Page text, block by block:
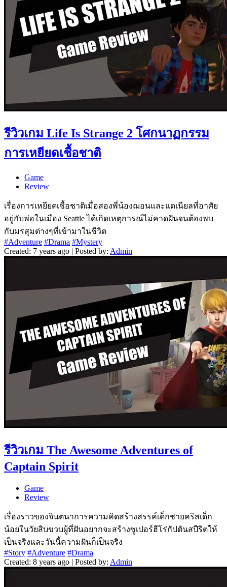
รีวิวเกม Life Is Strange 2 โศกนาฏกรรม
การเหยียดเชื้อชาติ
Game
Review
เรื่องการเหยียดเชื้อชาติเมื่อสองพี่น้องฌอนและแดเนียลที่อาศัย
อยู่กับพ่อในเมือง Seattle ได้เกิดเหตุการณ์ไม่คาดฝันจนต้องพบ
กับมรสุมต่างๆที่เข้ามาในชีวิต
#Adventure #Drama #Mystery
Created: 7 years ago | Posted by: Admin
รีวิวเกม The Awesome Adventures of
Captain Spirit
Game
Review
เรื่องราวของจินตนาการความคิดสร้างสรรค์เด็กชายคริสเด็ก
น้อยในวัยสิบขวบผู้ที่ฝันอยากจะสร้างซูเปอร์ฮีโร่กัปตันสปีริตให้
เป็นจริงและวันนี้ความฝันก็เป็นจริง
#Story #Adventure #Drama
Created: 8 years ago | Posted by: Admin